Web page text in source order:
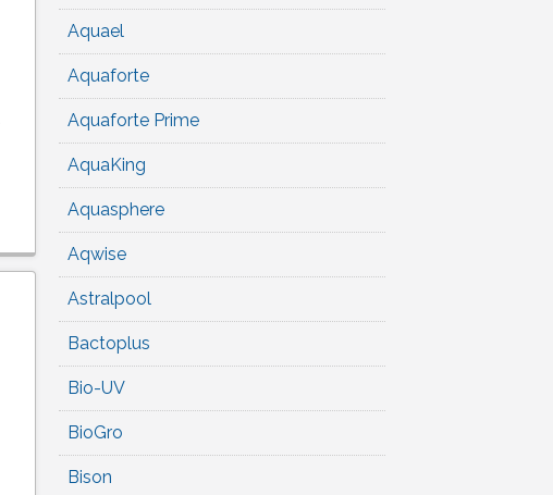
Aquael
Aquaforte
Aquaforte Prime
AquaKing
Aquasphere
Aqwise
Astralpool
Bactoplus
Bio-UV
BioGro
Bison